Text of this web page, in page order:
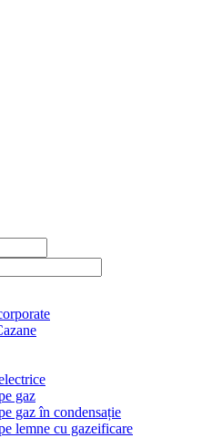
gaz
gaz în condensație
lemne cu gazeificare